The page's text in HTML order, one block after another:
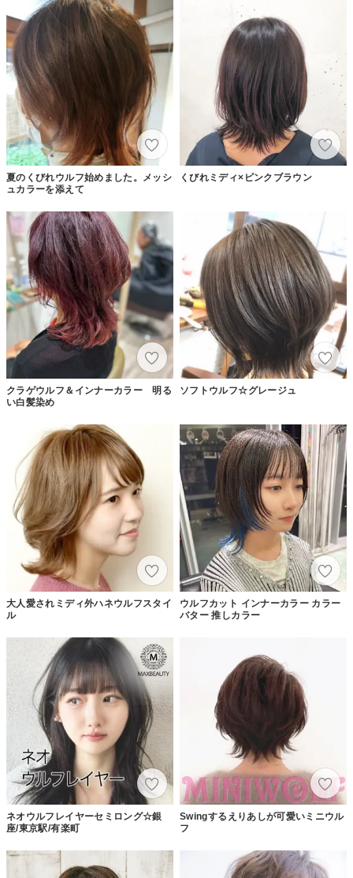
夏のくびれウルフ始めました。メッシ
ュカラーを添えて
くびれミディ×ピンクブラウン
クラゲウルフ＆インナーカラー 明る
い白髪染め
ソフトウルフ☆グレージュ
大人愛されミディ外ハネウルフスタイ
ル
ウルフカット インナーカラー カラー
バター 推しカラー
ネオウルフレイヤーセミロング☆銀
座/東京駅/有楽町
Swingするえりあしが可愛いミニウル
フ